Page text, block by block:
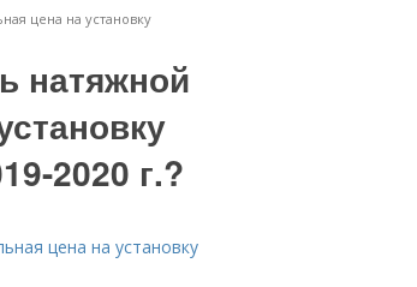
цена на установку
натяжной
2020 г.?
цена на установку